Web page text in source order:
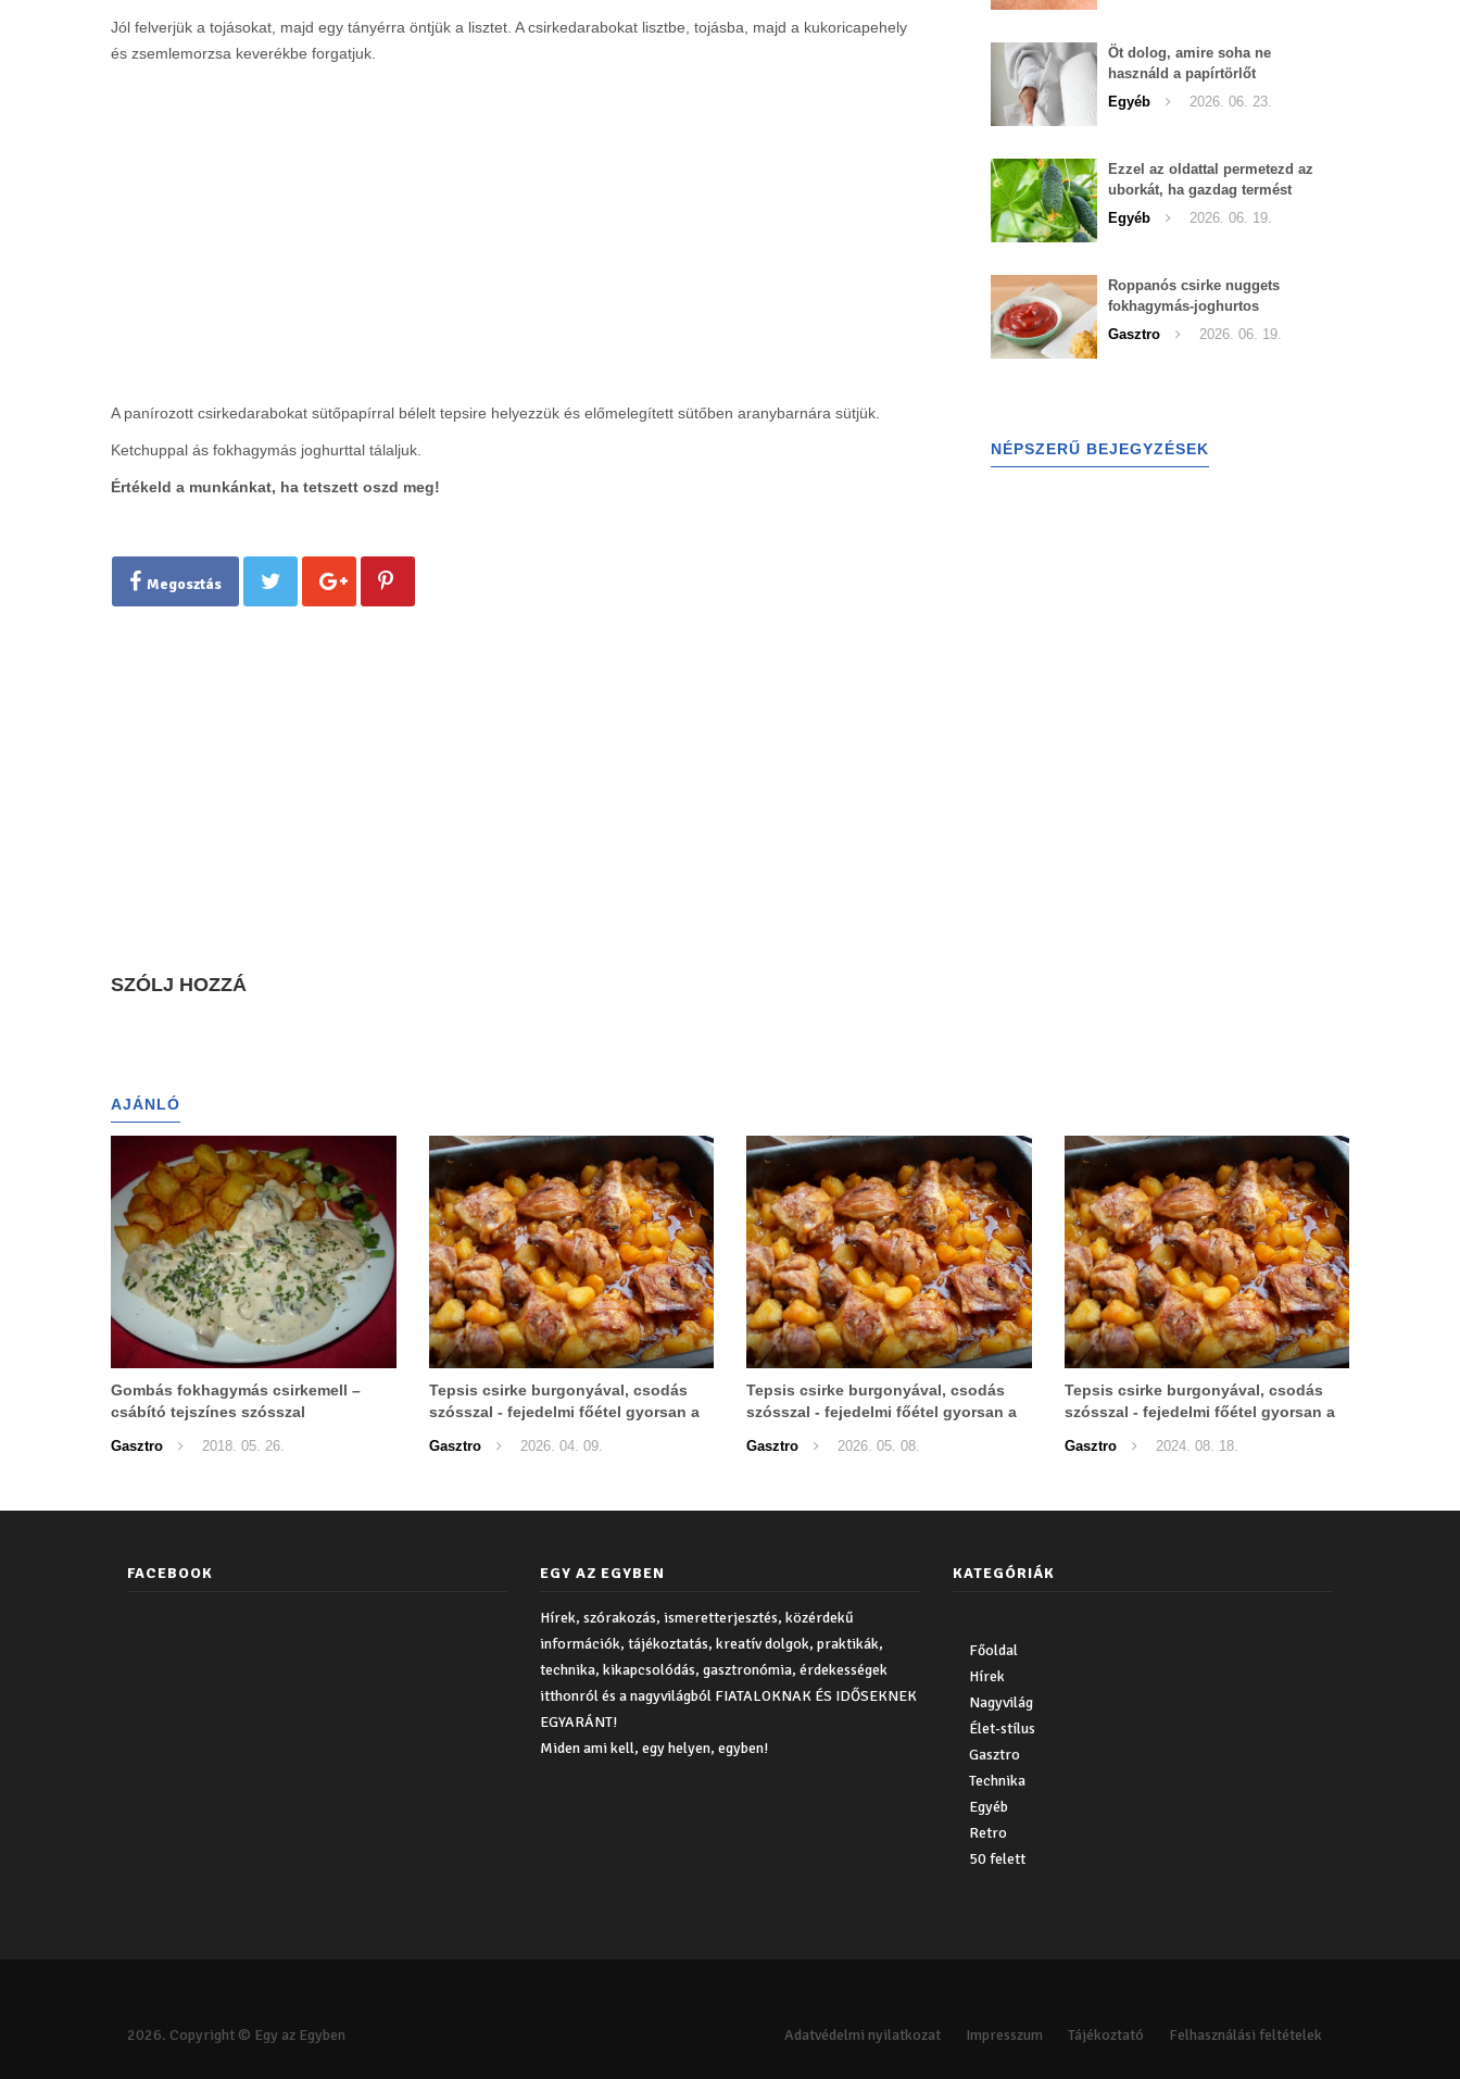
Jól felverjük a tojásokat, majd egy tányérra öntjük a lisztet. A csirkedarabokat lisztbe, tojásba, majd a kukoricapehely
és zsemlemorzsa keverékbe forgatjuk.
A panírozott csirkedarabokat sütőpapírral bélelt tepsire helyezzük és előmelegített sütőben aranybarnára sütjük.
Ketchuppal ás fokhagymás joghurttal tálaljuk.
Értékeld a munkánkat, ha tetszett oszd meg!
Megosztás
SZÓLJ HOZZÁ
Öt dolog, amire soha ne
használd a papírtörlőt
Egyéb
2026. 06. 23.
Ezzel az oldattal permetezd az
uborkát, ha gazdag termést
szeretnél begyűjteni
Egyéb 2026. 06. 19.
Roppanós csirke nuggets
fokhagymás-joghurtos
szósszal
Gasztro 2026. 06. 19.
NÉPSZERŰ BEJEGYZÉSEK
AJÁNLÓ
Gombás fokhagymás csirkemell –
csábító tejszínes szósszal
Gasztro 2018. 05. 26.
Tepsis csirke burgonyával, csodás
szósszal - fejedelmi főétel gyorsan a
Gasztro 2026. 04. 09.
Tepsis csirke burgonyával, csodás
szósszal - fejedelmi főétel gyorsan a
Gasztro 2026. 05. 08.
Tepsis csirke burgonyával, csodás
szósszal - fejedelmi főétel gyorsan a
Gasztro 2024. 08. 18.
FACEBOOK EGY AZ EGYBEN
Hírek, szórakozás, ismeretterjesztés, közérdekű
információk, tájékoztatás, kreatív dolgok, praktikák,
technika, kikapcsolódás, gasztronómia, érdekességek
itthonról és a nagyvilágból FIATALOKNAK ÉS IDŐSEKNEK
EGYARÁNT!
Miden ami kell, egy helyen, egyben!
KATEGÓRIÁK
Főoldal
Hírek
Nagyvilág
Élet-stílus
Gasztro
Technika
Egyéb
Retro
50 felett
2026. Copyright © Egy az Egyben Adatvédelmi nyilatkozat Impresszum Tájékoztató Felhasználási feltételek